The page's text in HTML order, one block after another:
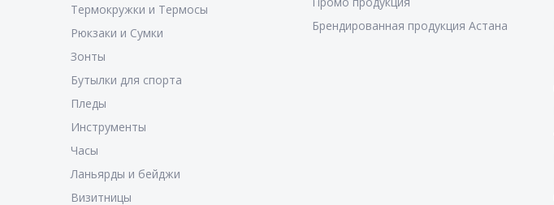
Термокружки и Термосы
Рюкзаки и Сумки
Зонты
Бутылки для спорта
Пледы
Инструменты
Часы
Ланьярды и бейджи
Визитницы
Брендированная продукция Астана